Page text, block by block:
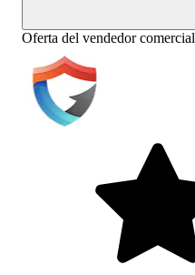
Oferta del vendedor comercial